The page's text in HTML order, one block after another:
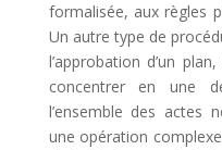
formalisée, aux règles
Un autre type de
l’approbation d’un
concentrer en une
l’ensemble des actes
une opération